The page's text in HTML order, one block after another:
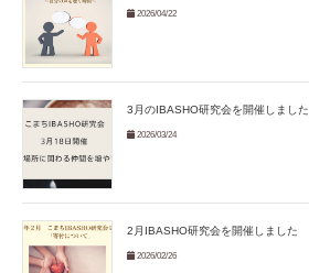
2026/04/22
3月のIBASHO研究会を開催しました
2026/03/24
2月IBASHO研究会を開催しました
2026/02/26